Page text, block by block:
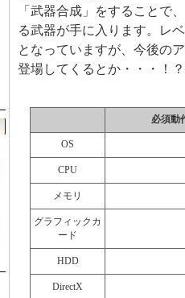
「武器合成」をすることで
る武器が手に入ります。レ
となっていますが、今後の
登場してくるとか・・・！？
必須動
OS
CPU
メモリ
グラフィックカ
ード
HDD
DirectX